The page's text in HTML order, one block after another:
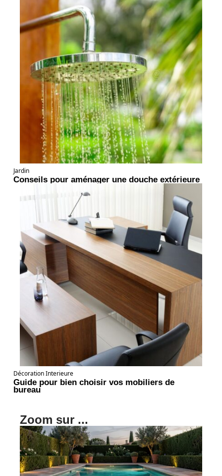
Jardin
Conseils pour aménager une douche extérieure
Décoration Interieure
Guide pour bien choisir vos mobiliers de
bureau
Zoom sur ...